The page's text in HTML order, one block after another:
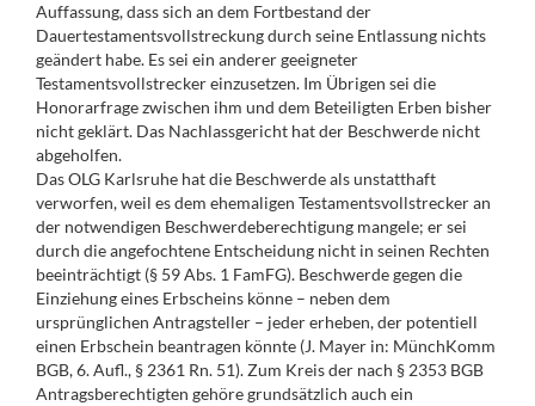
Auffassung, dass sich an dem Fortbestand der
Dauertestamentsvollstreckung durch seine Entlassung nichts
geändert habe. Es sei ein anderer geeigneter
Testamentsvollstrecker einzusetzen. Im Übrigen sei die
Honorarfrage zwischen ihm und dem Beteiligten Erben bisher
nicht geklärt. Das Nachlassgericht hat der Beschwerde nicht
abgeholfen.
Das OLG Karlsruhe hat die Beschwerde als unstatthaft
verworfen, weil es dem ehemaligen Testamentsvollstrecker an
der notwendigen Beschwerdeberechtigung mangele; er sei
durch die angefochtene Entscheidung nicht in seinen Rechten
beeinträchtigt (§ 59 Abs. 1 FamFG). Beschwerde gegen die
Einziehung eines Erbscheins könne – neben dem
ursprünglichen Antragsteller – jeder erheben, der potentiell
einen Erbschein beantragen könnte (J. Mayer in: MünchKomm
BGB, 6. Aufl., § 2361 Rn. 51). Zum Kreis der nach § 2353 BGB
Antragsberechtigten gehöre grundsätzlich auch ein